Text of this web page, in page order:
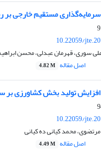
مستقیم خارجی بر
10.22059/
سوری، قهرمان عبدلی، محسن
اصل مقاله 4.82 M
تولید بخش کشاورزی بر
10.22059/
محمد کیانی ده کیانی
اصل مقاله 4.49 M